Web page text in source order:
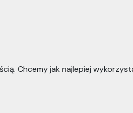
Chcemy jak najlepiej